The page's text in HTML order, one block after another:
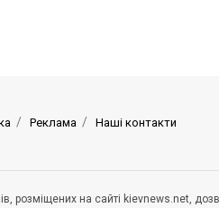
Реклама Наші контакти
розміщених на сайті kievnews.net,